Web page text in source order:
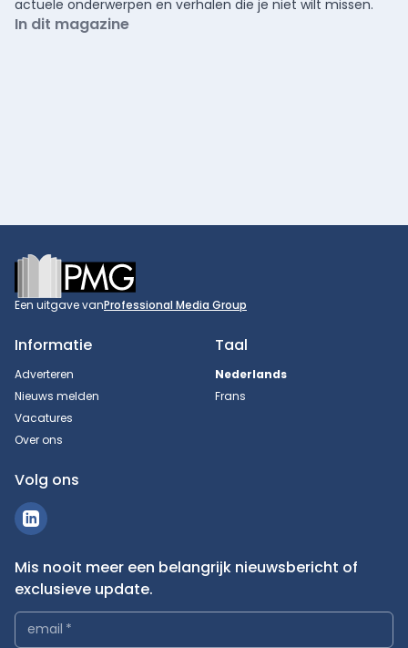
actuele onderwerpen en verhalen die je niet wilt missen.
In dit magazine
Footer
Een uitgave vanProfessional Media Group
Informatie
Adverteren
Nieuws melden
Vacatures
Over ons
Taal
Nederlands
Frans
Volg ons
Mis nooit meer een belangrijk nieuwsbericht of
exclusieve update.
email *